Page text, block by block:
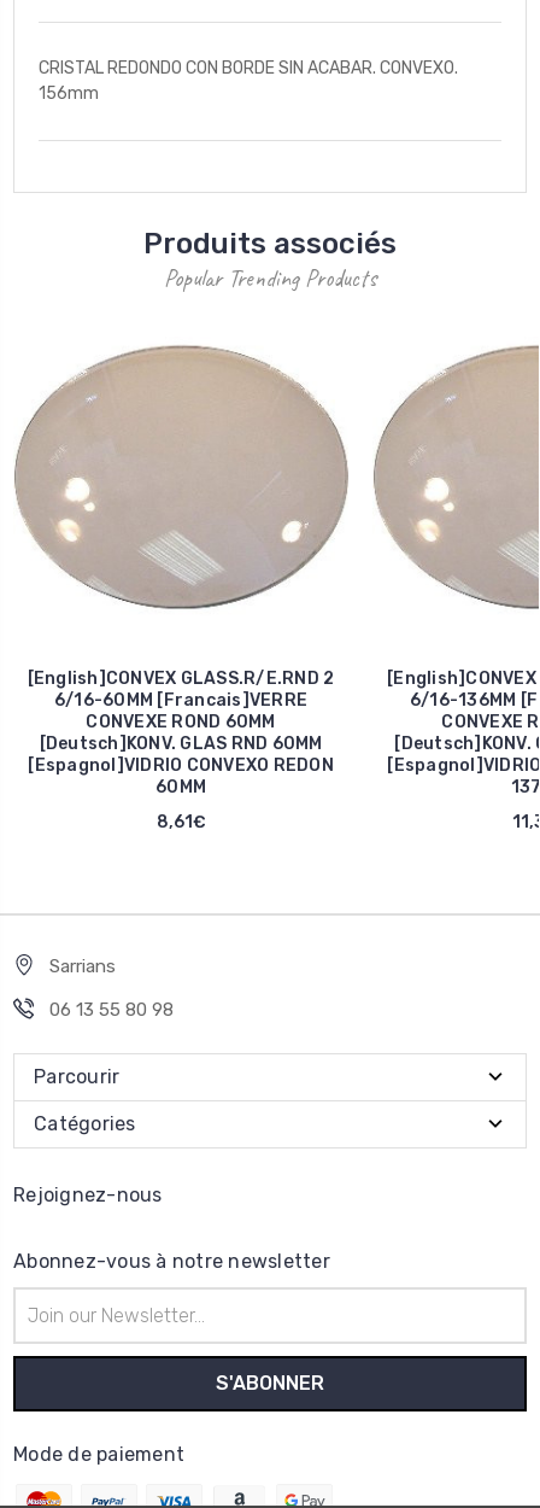
CRISTAL REDONDO CON BORDE SIN ACABAR. CONVEXO.
156mm
Produits associés
Popular Trending Products
[English]CONVEX GLASS.R/E.RND 2
6/16-60MM [Francais]VERRE
CONVEXE ROND 60MM
[Deutsch]KONV. GLAS RND 60MM
[Espagnol]VIDRIO CONVEXO REDON
60MM
8,61€
6/16-136MM
CONVEXE
[Deutsch]KONV.
[Espagnol]VIDRIO
Sarrians
06 13 55 80 98
Parcourir
Catégories
Rejoignez-nous
Abonnez-vous à notre newsletter
e-
mail
Mode de paiement